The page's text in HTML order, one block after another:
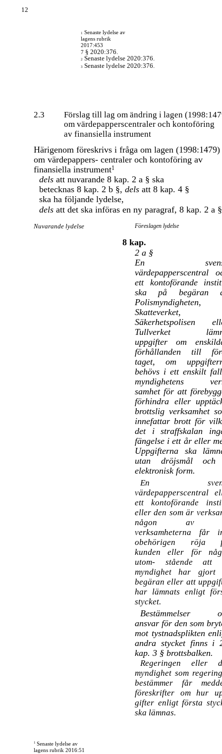
12
1
Senaste lydelse av
lagens rubrik
2017:453
7 § 2020:376.
2 Senaste lydelse 2020:376.
3 Senaste lydelse 2020:376.
2.3
Förslag till lag om ändring i lagen
om värdepapperscentraler och kontoföring
av finansiella instrument
Härigenom föreskrivs i fråga om lagen (1998:1479)
om värdepappers- centraler och kontoföring av
finansiella instrument1
dels att nuvarande 8 kap. 2 a § ska
betecknas 8 kap. 2 b §, dels att 8 kap. 4 §
ska ha följande lydelse,
dels att det ska införas en ny paragraf, 8 kap. 2 a
Nuvarande lydelse Föreslagen lydelse
8 kap.
2 a §
En
värdepapperscentral
ett kontoförande
ska på begäran
Polismyndigheten,
Skatteverket,
Säkerhetspolisen
Tullverket
uppgifter om
förhållanden till
taget, om
behövs i ett enskilt
myndighetens
samhet för att
förhindra eller
brottslig verksamhet
innefattar brott för
det i straffskalan
fängelse i ett år eller
Uppgifterna ska
utan dröjsmål
elektronisk form.
En
värdepapperscentral
ett kontoförande
eller den som är
någon av
verksamheterna får
obehörigen röja
kunden eller för
utom- stående att
myndighet har gjort
begäran eller att
har lämnats enligt
stycket.
Bestämmelser
ansvar för den som
mot tystnadsplikten
andra stycket finns i
kap. 3 § brottsbalken.
Regeringen eller
myndighet som
bestämmer får
föreskrifter om hur
gifter enligt första
ska lämnas.
1 Senaste lydelse av
lagens rubrik 2016:51